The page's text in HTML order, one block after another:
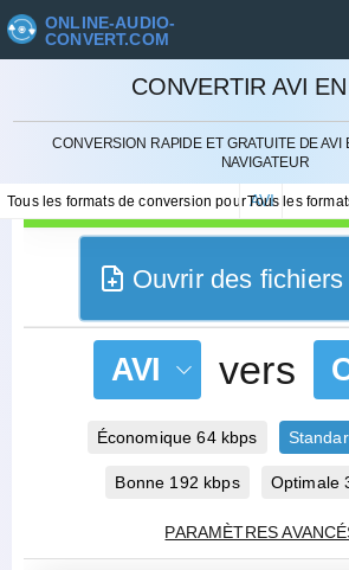
ONLINE-AUDIO-
CONVERT.COM
CONVERTIR AVI
CONVERSION RAPIDE ET GRATUITE DE
NAVIGATEUR
Tous les formats de conversion pourAVI
Tous les
Ouvrir des
AVI vers
Économique 64 kbps
Bonne 192 kbps Optimale
PARAMÈTRES